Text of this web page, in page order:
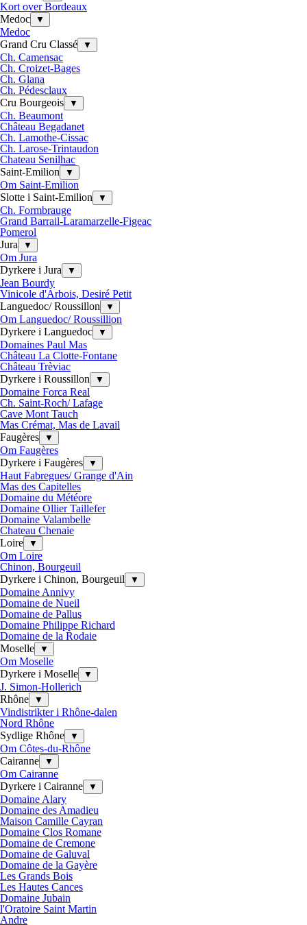
Kort over Bordeaux
Medoc
▼
Medoc
Grand Cru Classé
▼
Ch. Camensac
Ch. Croizet-Bages
Ch. Glana
Ch. Pédesclaux
Cru Bourgeois
▼
Ch. Beaumont
Château Begadanet
Ch. Lamothe-Cissac
Ch. Larose-Trintaudon
Chateau Senilhac
Saint-Emilion
▼
Om Saint-Emilion
Slotte i Saint-Emilion
▼
Ch. Formbrauge
Grand Barrail-Laramarzelle-Figeac
Pomerol
Jura
▼
Om Jura
Dyrkere i Jura
▼
Jean Bourdy
Vinicole d'Arbois, Desiré Petit
Languedoc/ Roussillon
▼
Om Languedoc/ Roussillion
Dyrkere i Languedoc
▼
Domaines Paul Mas
Château La Clotte-Fontane
Château Trèviac
Dyrkere i Roussillon
▼
Domaine Forca Real
Ch. Saint-Roch/ Lafage
Cave Mont Tauch
Mas Crémat, Mas de Lavail
Faugères
▼
Om Faugères
Dyrkere i Faugères
▼
Haut Fabregues/ Grange d'Ain
Mas des Capitelles
Domaine du Météore
Domaine Ollier Taillefer
Domaine Valambelle
Chateau Chenaie
Loire
▼
Om Loire
Chinon, Bourgeuil
Dyrkere i Chinon, Bourgeuil
▼
Domaine Annivy
Domaine de Nueil
Domaine de Pallus
Domaine Philippe Richard
Domaine de la Rodaie
Moselle
▼
Om Moselle
Dyrkere i Moselle
▼
J. Simon-Hollerich
Rhône
▼
Vindistrikter i Rhône-dalen
Nord Rhône
Sydlige Rhône
▼
Om Côtes-du-Rhône
Cairanne
▼
Om Cairanne
Dyrkere i Cairanne
▼
Domaine Alary
Domaine des Amadieu
Maison Camille Cayran
Domaine Clos Romane
Domaine de Cremone
Domaine de Galuval
Domaine de la Gayère
Les Grands Bois
Les Hautes Cances
Domaine Jubain
l'Oratoire Saint Martin
Andre